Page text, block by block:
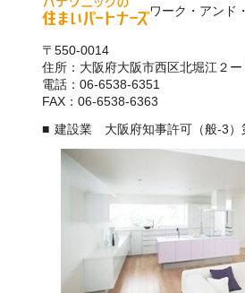
ワーク・アンド
〒550-0014
住所：大阪府大阪市西区北堀江２ー
電話：06-6538-6351
FAX：06-6538-6363
建設業 大阪府知事許可（般-3）